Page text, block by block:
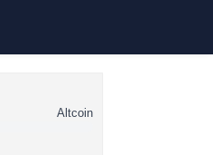
Altcoin